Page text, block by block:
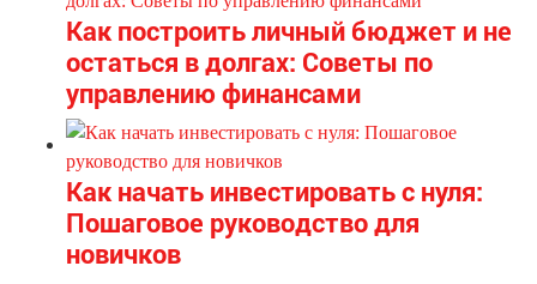
Как построить личный бюджет и не
остаться в долгах: Советы по
управлению финансами
Как начать инвестировать с нуля:
Пошаговое руководство для
новичков